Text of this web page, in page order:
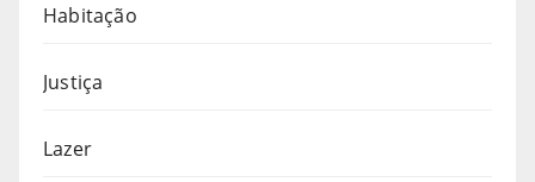
Habitação
Justiça
Lazer